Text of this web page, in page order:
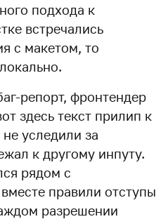
подхода к
встречались
с макетом, то
репорт, фронтендер
здесь текст прилип к
уследили за
к другому инпуту.
рядом с
правили отступы
разрешении